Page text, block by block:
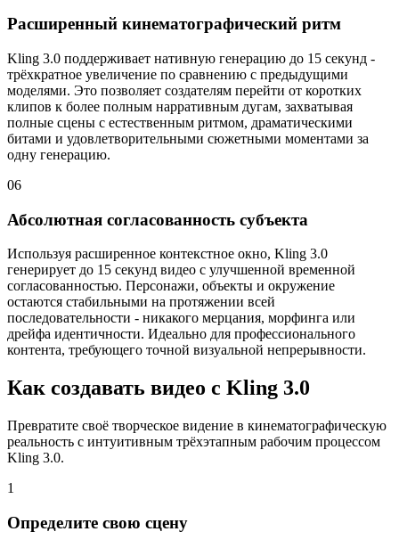
Расширенный кинематографический ритм
Kling 3.0 поддерживает нативную генерацию до 15 секунд -
трёхкратное увеличение по сравнению с предыдущими
моделями. Это позволяет создателям перейти от коротких
клипов к более полным нарративным дугам, захватывая
полные сцены с естественным ритмом, драматическими
битами и удовлетворительными сюжетными моментами за
одну генерацию.
06
Абсолютная согласованность субъекта
Используя расширенное контекстное окно, Kling 3.0
генерирует до 15 секунд видео с улучшенной временной
согласованностью. Персонажи, объекты и окружение
остаются стабильными на протяжении всей
последовательности - никакого мерцания, морфинга или
дрейфа идентичности. Идеально для профессионального
контента, требующего точной визуальной непрерывности.
Как создавать видео с Kling 3.0
Превратите своё творческое видение в кинематографическую
реальность с интуитивным трёхэтапным рабочим процессом
Kling 3.0.
1
Определите свою сцену